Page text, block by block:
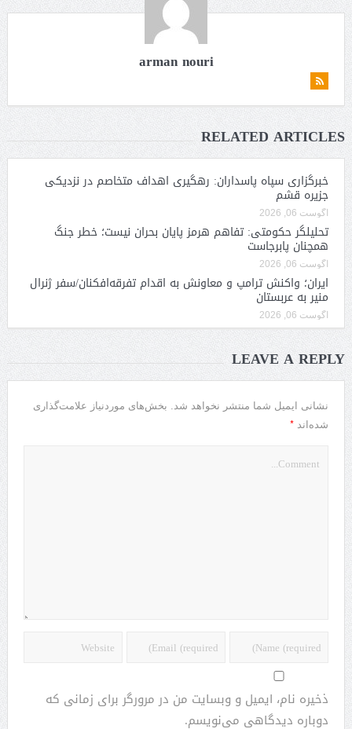
arman nouri
RELATED ARTICLES
خبرگزاری سپاه پاسداران: رهگیری اهداف متخاصم در نزدیکی
جزیره قشم
آگوست 06, 2026
تحلیلگر حکومتی: تفاهم هرمز پایان بحران نیست؛ خطر جنگ
همچنان پابرجاست
آگوست 06, 2026
ایران؛ واکنش ترامپ و معاونش به اقدام تفرقه‌افکنان/سفر ژنرال
منیر به عربستان
آگوست 06, 2026
LEAVE A REPLY
نشانی ایمیل شما منتشر نخواهد شد. بخش‌های موردنیاز علامت‌گذاری
شده‌اند *
ذخیره نام، ایمیل و وبسایت من در مرورگر برای زمانی که
دوباره دیدگاهی می‌نویسم.